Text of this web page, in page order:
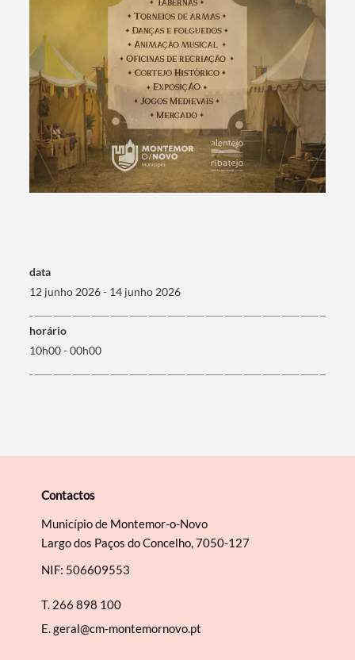
data
12 junho 2026 - 14 junho 2026
horário
10h00 - 00h00
Contactos
Município de Montemor-o-Novo
Largo dos Paços do Concelho, 7050-127
NIF: 506609553
T. 266 898 100
E.geral@cm-montemornovo.pt